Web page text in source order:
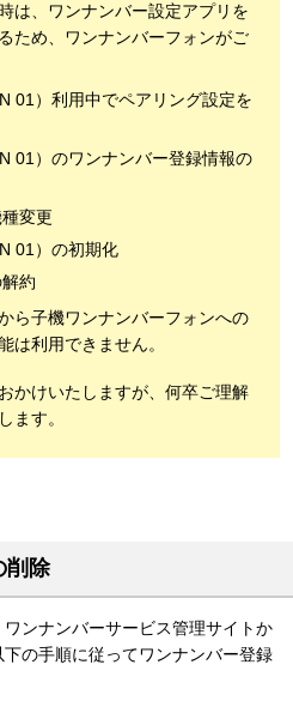
は、ワンナンバー設定アプリを
ため、ワンナンバーフォンがご
01）利用中でペアリング設定を
01）のワンナンバー登録情報の
変更
01）の初期化
約
ら子機ワンナンバーフォンへの
は利用できません。
かけいたしますが、何卒ご理解
ます。
削除
ンナンバーサービス管理サイトか
の手順に従ってワンナンバー登録